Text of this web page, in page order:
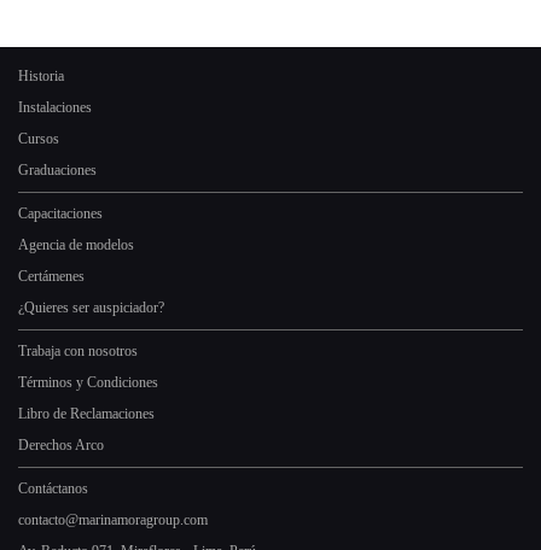
Historia
Instalaciones
Cursos
Graduaciones
Capacitaciones
Agencia de modelos
Certámenes
¿Quieres ser auspiciador?
Trabaja con nosotros
Términos y Condiciones
Libro de Reclamaciones
Derechos Arco
Contáctanos
contacto@marinamoragroup.com